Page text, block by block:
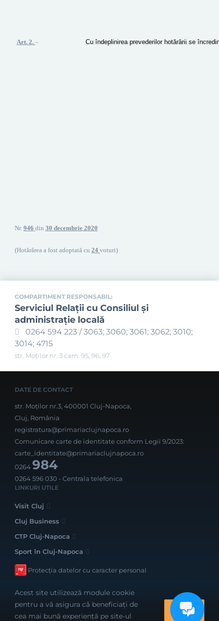
Art. 2. – Cu îndeplinirea prevederilor hotărârii se
Nr. 946 din 30 decembrie 2020
(Hotărârea a fost adoptată cu 24 voturi)
COMPARTIMENT RESPONSABIL:
Serviciul Relaţii cu Consiliul şi
administraţie locală
0264 594 223 / 3063; 3060; 3061; 3062; 3010;
3014; 4715
str. Moților nr. 3 cam. 95, 96, 97
DATE DE CONTACT
str. Moților nr.3, 400001 Cluj-Napoca,
Cluj, România
registratura@primariaclujnapoca.ro
Comunicare carte de identitate conform Legii 9/2023:
carte_identitate@primariaclujnapoca.ro
0264984
0264 596 030 - Centrala telefonica
LINKURI UTILE
Visit Cluj
Cluj Business
CTP Cluj-Napoca
Sport în Cluj-Napoca
Protecția datelor cu caracter personal
Acest site utilizează module cookie
pentru a vă asigura că beneficiați de
cea mai bună experiență pe site-ul
OK